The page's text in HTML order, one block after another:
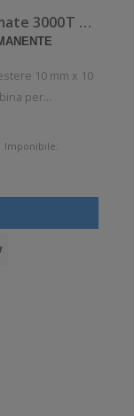
3017771 - Etichette Zebra Z-Ultimate 3000T White Poliestere
10 mm x 10
per
mm. Diametro
Imponibile: